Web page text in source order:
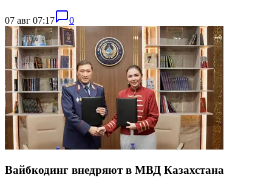
07 авг 07:17 0
Вайбкодинг внедряют в МВД Казахстана